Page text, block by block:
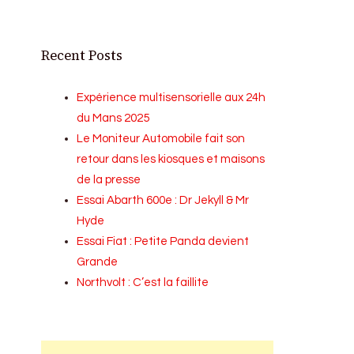
Recent Posts
Expérience multisensorielle aux 24h
du Mans 2025
Le Moniteur Automobile fait son
retour dans les kiosques et maisons
de la presse
Essai Abarth 600e : Dr Jekyll & Mr
Hyde
Essai Fiat : Petite Panda devient
Grande
Northvolt : C’est la faillite